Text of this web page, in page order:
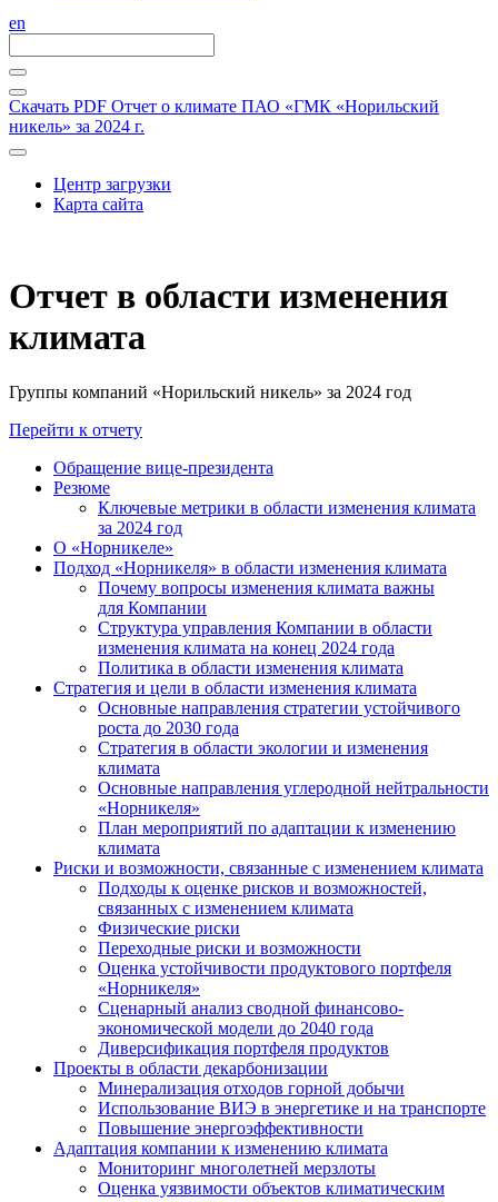
en
Скачать PDF Отчет о климате ПАО «ГМК «Норильский
никель» за 2024 г.
Центр загрузки
Карта сайта
Отчет в области изменения
климата
Группы компаний «Норильский никель» за 2024 год
Перейти к отчету
Обращение вице-президента
Резюме
Ключевые метрики в области изменения климата
за 2024 год
О «Норникеле»
Подход «Норникеля» в области изменения климата
Почему вопросы изменения климата важны
для Компании
Структура управления Компании в области
изменения климата на конец 2024 года
Политика в области изменения климата
Стратегия и цели в области изменения климата
Основные направления стратегии устойчивого
роста до 2030 года
Стратегия в области экологии и изменения
климата
Основные направления углеродной нейтральности
«Норникеля»
План мероприятий по адаптации к изменению
климата
Риски и возможности, связанные с изменением климата
Подходы к оценке рисков и возможностей,
связанных с изменением климата
Физические риски
Переходные риски и возможности
Оценка устойчивости продуктового портфеля
«Норникеля»
Сценарный анализ сводной финансово-
экономической модели до 2040 года
Диверсификация портфеля продуктов
Проекты в области декарбонизации
Минерализация отходов горной добычи
Использование ВИЭ в энергетике и на транспорте
Повышение энергоэффективности
Адаптация компании к изменению климата
Мониторинг многолетней мерзлоты
Оценка уязвимости объектов климатическим